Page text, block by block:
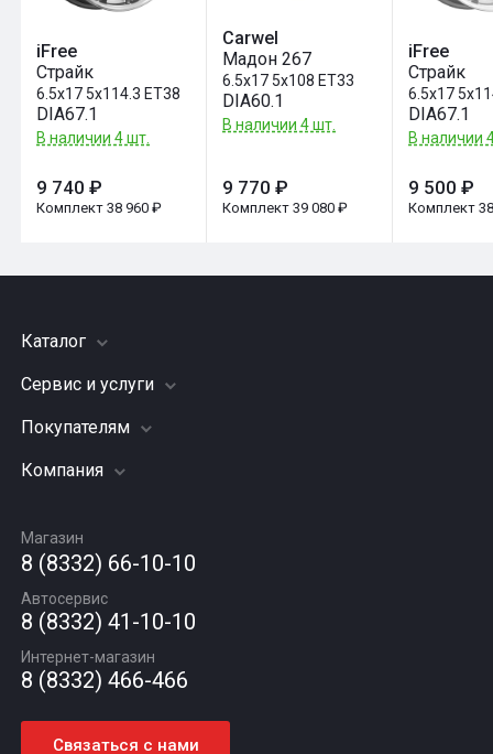
iFree
Страйк
6.5x17 5x114.3 ET38
DIA67.1
В наличии 4 шт.
9 740 ₽
Комплект 38 960 ₽
Carwel
Мадон 267
6.5x17 5x108 ET33
DIA60.1
В наличии 4 шт.
9 770 ₽
Комплект 39 080 ₽
iFree
Страйк
6.5x17
DIA67.1
В наличии
9 500 ₽
Комплект
Каталог
Шины
Грузовые шины
Диски
Автомасла
Сервис и услуги
Заправка кондиционера
Подвеска (ходовая часть)
Шиномонтаж
Покупателям
Акции
Гарантии и возврат
Компания
Вакансии
Новости
Статьи
Контакты
Магазин
8 (8332) 66-10-10
Автосервис
8 (8332) 41-10-10
Интернет-магазин
8 (8332) 466-466
Связаться с нами